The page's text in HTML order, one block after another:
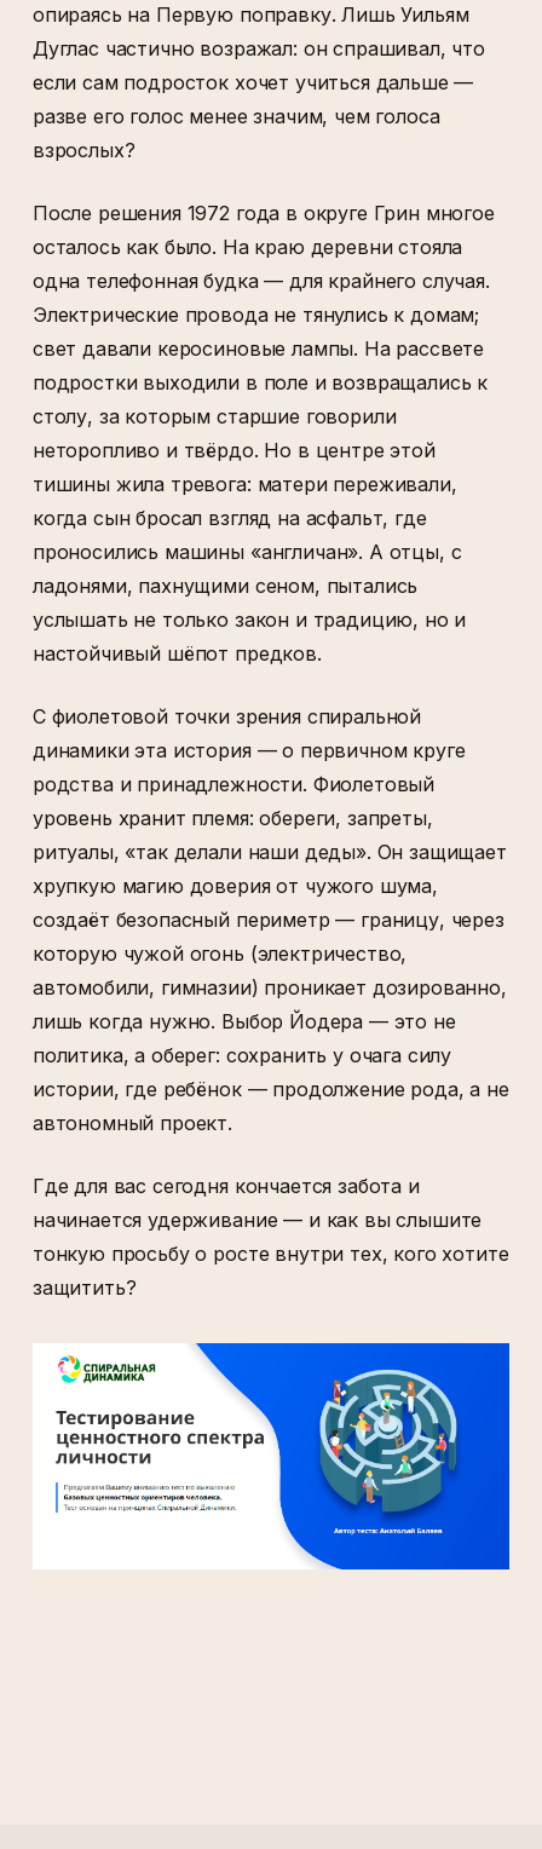
опираясь на Первую поправку. Лишь Уильям
Дуглас частично возражал: он спрашивал, что
если сам подросток хочет учиться дальше —
разве его голос менее значим, чем голоса
взрослых?
После решения 1972 года в округе Грин многое
осталось как было. На краю деревни стояла
одна телефонная будка — для крайнего случая.
Электрические провода не тянулись к домам;
свет давали керосиновые лампы. На рассвете
подростки выходили в поле и возвращались к
столу, за которым старшие говорили
неторопливо и твёрдо. Но в центре этой
тишины жила тревога: матери переживали,
когда сын бросал взгляд на асфальт, где
проносились машины «англичан». А отцы, с
ладонями, пахнущими сеном, пытались
услышать не только закон и традицию, но и
настойчивый шёпот предков.
С фиолетовой точки зрения спиральной
динамики эта история — о первичном круге
родства и принадлежности. Фиолетовый
уровень хранит племя: обереги, запреты,
ритуалы, «так делали наши деды». Он защищает
хрупкую магию доверия от чужого шума,
создаёт безопасный периметр — границу, через
которую чужой огонь (электричество,
автомобили, гимназии) проникает дозированно,
лишь когда нужно. Выбор Йодера — это не
политика, а оберег: сохранить у очага силу
истории, где ребёнок — продолжение рода, а не
автономный проект.
Где для вас сегодня кончается забота и
начинается удерживание — и как вы слышите
тонкую просьбу о росте внутри тех, кого хотите
защитить?